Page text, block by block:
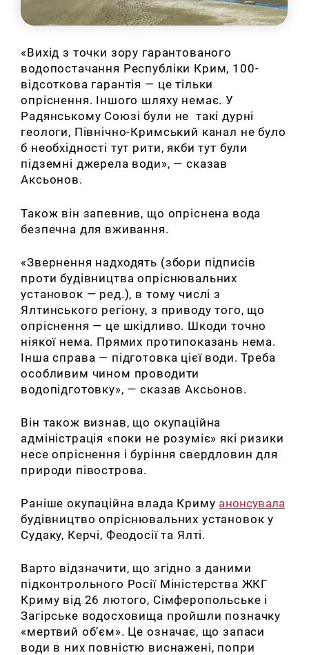
«Вихід з точки зору гарантованого
водопостачання Республіки Крим, 100-
відсоткова гарантія — це тільки
опріснення. Іншого шляху немає. У
Радянському Союзі були не такі дурні
геологи, Північно-Кримський канал не було
б необхідності тут рити, якби тут були
підземні джерела води», — сказав
Аксьонов.
Також він запевнив, що опріснена вода
безпечна для вживання.
«Звернення надходять (збори підписів
проти будівництва опріснювальних
установок — ред.), в тому числі з
Ялтинського регіону, з приводу того, що
опріснення — це шкідливо. Шкоди точно
ніякої нема. Прямих протипоказань нема.
Інша справа — підготовка цієї води. Треба
особливим чином проводити
водопідготовку», — сказав Аксьонов.
Він також визнав, що окупаційна
адміністрація «поки не розуміє» які ризики
несе опріснення і буріння свердловин для
природи півострова.
Раніше окупаційна влада Криму анонсувала
будівництво опріснювальних установок у
Судаку, Керчі, Феодосії та Ялті.
Варто відзначити, що згідно з даними
підконтрольного Росії Міністерства ЖКГ
Криму від 26 лютого, Сімферопольське і
Загірське водосховища пройшли позначку
«мертвий об’єм». Це означає, що запаси
води в них повністю виснажені, попри